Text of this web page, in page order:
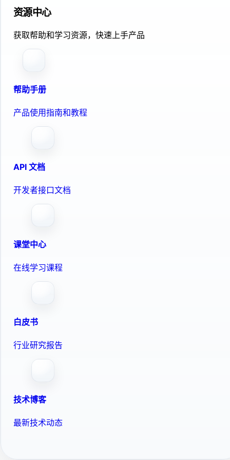
资源中心
获取帮助和学习资源，快速上手产品
帮助手册
产品使用指南和教程
API 文档
开发者接口文档
课堂中心
在线学习课程
白皮书
行业研究报告
技术博客
最新技术动态